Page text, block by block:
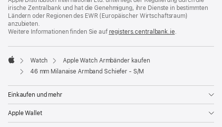
irische Zentralbank und hat die Genehmigung, ihre Dienste in bestimmten
Ländern oder Regionen des EWR (Europäischer Wirtschaftsraum)
anzubieten.
Weitere Informationen finden Sie auf registers.centralbank.ie(Öffnet
neues
.
Apple
Watch
Apple Watch Armbänder kaufen
46 mm Milanaise Armband Schiefer - S/M
Einkaufen und mehr
Apple Wallet